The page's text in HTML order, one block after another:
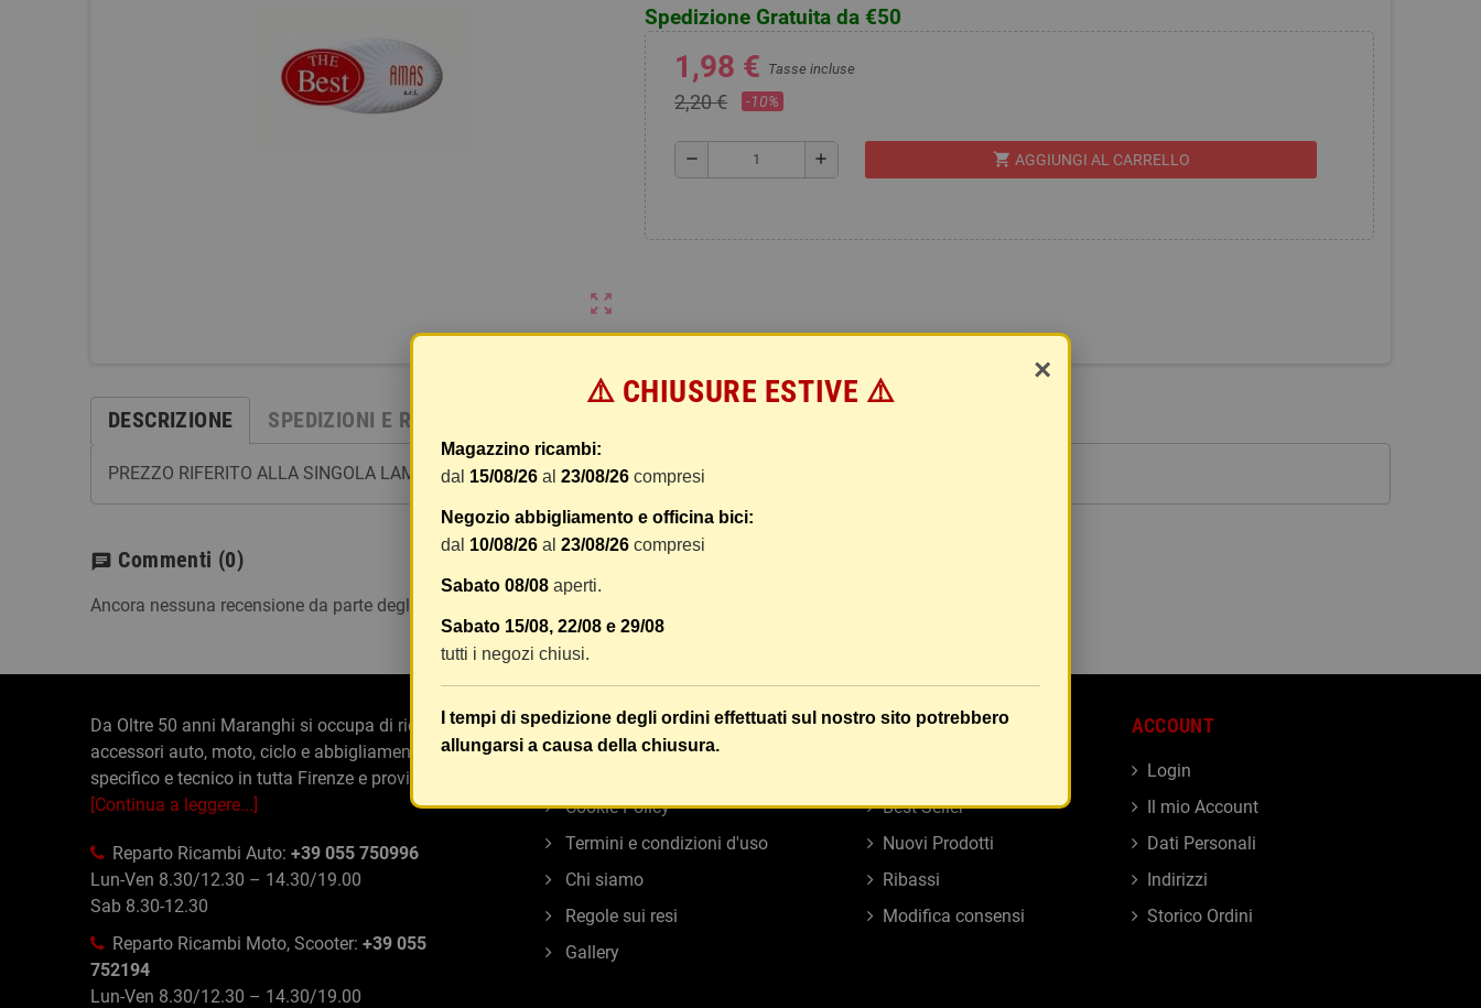
zoom_out_map
Spedizione Gratuita da €50
1,98 € Tasse incluse
2,20 € -10%
remove add shopping_cart AGGIUNGI AL CARRELLO
DESCRIZIONE SPEDIZIONI E RESI
PREZZO RIFERITO ALLA SINGOLA LAMPADA (QUANTITA' 1)
chat Commenti (0)
Ancora nessuna recensione da parte degli utenti.
×
⚠️ CHIUSURE ESTIVE ⚠️
Magazzino ricambi:
dal 15/08/26 al 23/08/26 compresi
Negozio abbigliamento e officina bici:
dal 10/08/26 al 23/08/26 compresi
Sabato 08/08 aperti.
Sabato 15/08, 22/08 e 29/08
tutti i negozi chiusi.
I tempi di spedizione degli ordini effettuati sul nostro sito potrebbero
allungarsi a causa della chiusura.
Da Oltre 50 anni Maranghi si occupa di ricambi e
accessori auto, moto, ciclo e abbigliamento
specifico e tecnico in tutta Firenze e provincia
[Continua a leggere...]
Reparto Ricambi Auto: +39 055 750996
Lun-Ven 8.30/12.30 – 14.30/19.00
Sab 8.30-12.30
Reparto Ricambi Moto, Scooter: +39 055
752194
Lun-Ven 8.30/12.30 – 14.30/19.00
LINK UTILI
Best Seller
Nuovi Prodotti
Ribassi
Modifica consensi
ACCOUNT
Login
Il mio Account
Dati Personali
Indirizzi
Storico Ordini
INFORMAZIONI
Cookie Policy
Termini e condizioni d'uso
Chi siamo
Regole sui resi
Gallery